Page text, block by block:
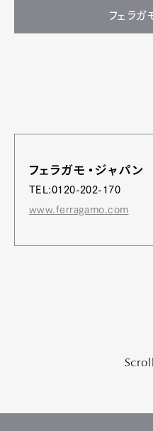
フェラガ
フェラガモ・ジャパン
TEL:0120-202-170
www.ferragamo.com